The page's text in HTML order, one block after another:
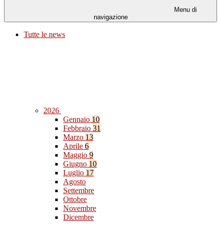
Menu di
navigazione
Tutte le news
2026
Gennaio 10
Febbraio 31
Marzo 13
Aprile 6
Maggio 9
Giugno 10
Luglio 17
Agosto
Settembre
Ottobre
Novembre
Dicembre